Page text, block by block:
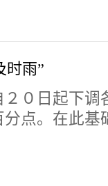
时雨”
０日起下调
点。在此基